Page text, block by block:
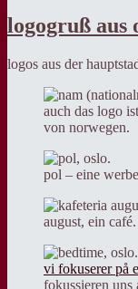
logogruß aus
logos aus der
auch das logo
von norwegen.
pol – eine
august, ein café.
vi fokuserer på
fokussieren uns